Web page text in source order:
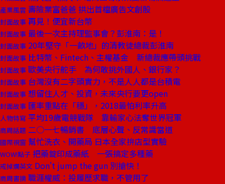
產業風雲 壽險業富爸爸 拱出首檔廣告文創股
封面故事 再見！便宜新台幣
封面故事 最後一次主持理監事會？彭淮南：是！
封面故事 20年堅守「一畝地」的清教徒總裁彭淮南
封面故事 比特幣、Fintech、主權基金 新總裁應帶頭挑戰
封面故事 歐美央行舵手 為何敢挑外國人、銀行家？
封面故事 台灣沒有二字頭實力，不是人人都是台積電
封面故事 想留住人才、投資，未來央行要更open
封面故事 匯率重點在「穩」，2018最怕利率升高
人物特寫 平均19歲電競戰隊 靠輸家心法奪世界冠軍
商周話題 二○一七暢銷書 底層心聲、反常識當道
國際視窗 幫忙洗衣、開藥局 日本全家拚店型實驗
WOW!點子 把藥錠印成藥紙 一張搞定多種藥
戒掉爛英文 Don't jump the gun 別搶快！
商周書摘 職涯權威：投履歷求職，不管用了